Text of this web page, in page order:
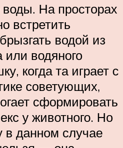
На просторах
встретить
водой из
или водяного
когда та играет с
советующих,
сформировать
у животного. Но
в данном случае